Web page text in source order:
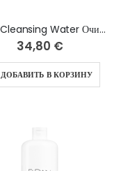
Eldan Cleansing Water Очищающее средство для лица на изотонической воде - 500 мл
34,80 €
ДОБАВИТЬ В КОРЗИНУ